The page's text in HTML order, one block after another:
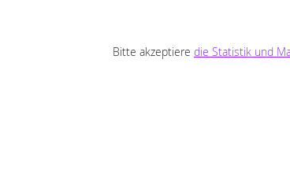
Bitte akzeptiere die Statistik und